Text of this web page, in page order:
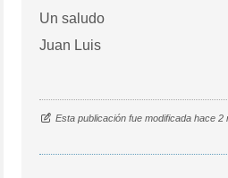
Un saludo
Juan Luis
Esta publicación fue modificada hace